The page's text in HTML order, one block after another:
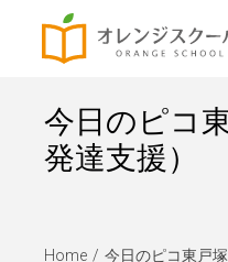
今日のピコ
発達支援）
Home 今日のピコ東戸